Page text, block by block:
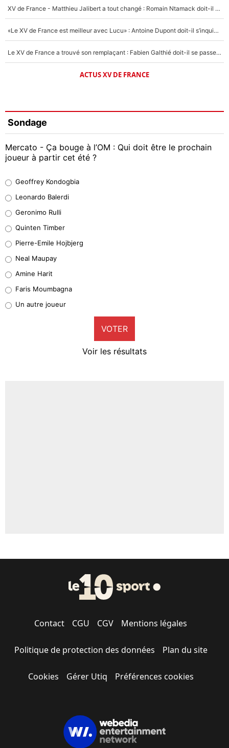
XV de France - Matthieu Jalibert a tout changé : Romain Ntamack doit-il s’inquiéter pour sa place à un an de la Coupe du monde ?
«Le XV de France est meilleur avec Lucu» : Antoine Dupont doit-il s’inquiéter pour sa place ?
Le XV de France a trouvé son remplaçant : Fabien Galthié doit-il se passer d'Antoine Dupont ?
ACTUS XV DE FRANCE
Sondage
Mercato - Ça bouge à l’OM : Qui doit être le prochain
joueur à partir cet été ?
38%
32%
5%
1%
9%
Geoffrey Kondogbia
Leonardo Balerdi
Geronimo Rulli
Quinten Timber
Pierre-Emile Hojbjerg
Neal Maupay
Amine Harit
Faris Moumbagna
Un autre joueur
VOTER
Voir les résultats
Contact CGU CGV Mentions légales
Politique de protection des données Plan du site
Cookies Gérer Utiq Préférences cookies